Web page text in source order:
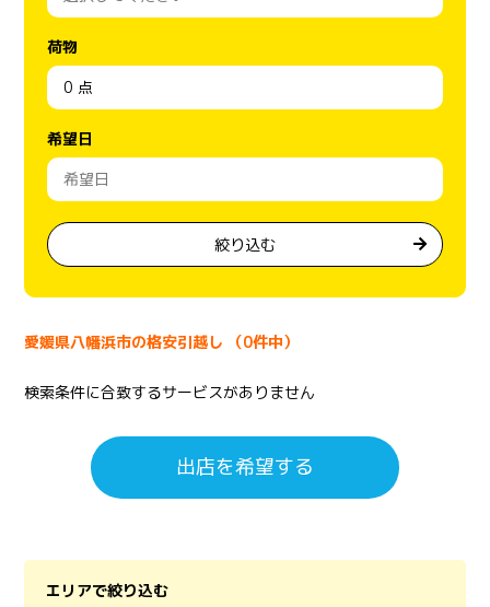
荷物
希望日
絞り込む
愛媛県八幡浜市の格安引越し （0件中）
検索条件に合致するサービスがありません
出店を希望する
エリアで絞り込む